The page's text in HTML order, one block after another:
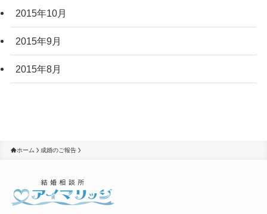
2015年10月
2015年9月
2015年8月
ホーム 成婚のご報告